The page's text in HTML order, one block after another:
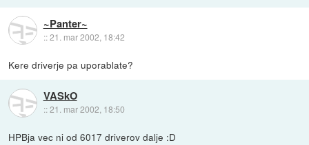
~Panter~
::21. mar 2002, 18:42
Kere driverje pa uporablate?
VASkO
::21. mar 2002, 18:50
HPBja vec ni od 6017 driverov dalje :D